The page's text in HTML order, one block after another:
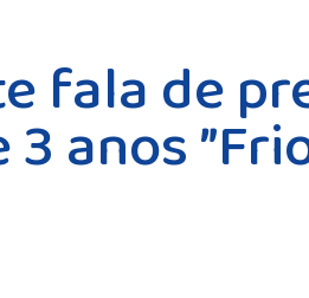
fala de
anos